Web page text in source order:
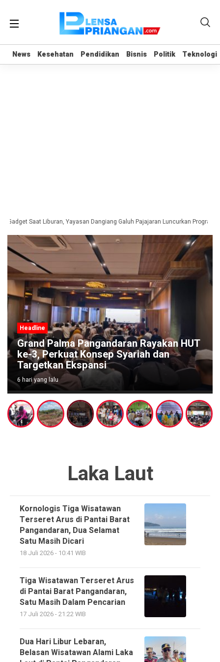
News Kesehatan Pendidikan Bisnis Politik Teknologi
News Kesehatan Pendidikan Bisnis Politik Teknologi
Gadget Saat Liburan, Yayasan Dangiang Galuh Pajajaran Luncurkan Program
HUT
dan
Headline
Akhirnya, Tiga Anak Pemulung
Bekasi Dapat Perhatian
Pangandaran, PGRI, dan
6 hari yang lalu
Laka Laut
Kornologis Tiga Wisatawan
Terseret Arus di Pantai Barat
Pangandaran, Dua Selamat
Satu Masih Dicari
18 Juli 2026 - 10:41 WIB
Tiga Wisatawan Terseret Arus
di Pantai Barat Pangandaran,
Satu Masih Dalam Pencarian
17 Juli 2026 - 21:22 WIB
Dua Hari Libur Lebaran,
Belasan Wisatawan Alami Laka